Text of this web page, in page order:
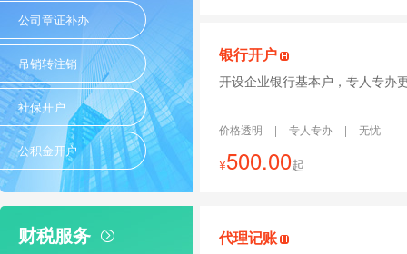
公司章证补办
吊销转注销
社保开户
公积金开户
银行开户
开设企业银行基本户，专人专办
价格透明 | 专人专办 | 无忧
¥500.00起
财税服务 代理记账